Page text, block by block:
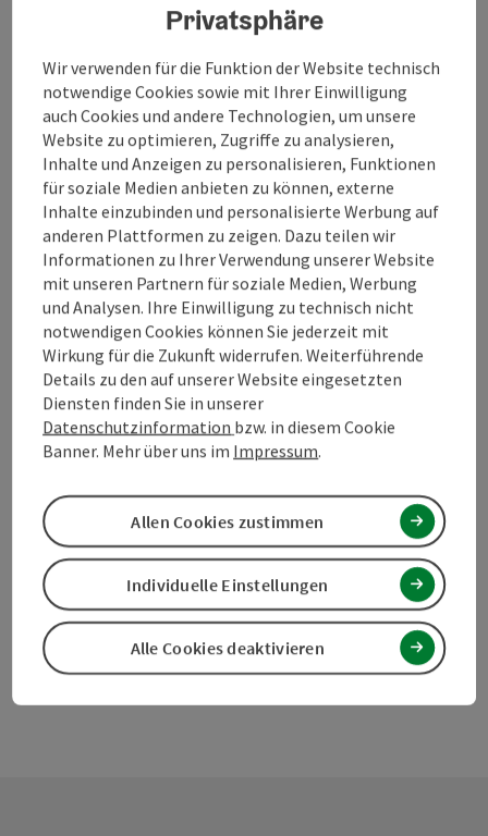
Öffnungszeiten
Anreise/Lage
Preise
Eignung
Barrierefreiheit
Beitrag merken
PDF erstellen
Beitrag drucken
powered byTOURDATA Änderung vorschlagen
Privatsphäre
Wir verwenden für die Funktion der Website technisch
notwendige Cookies sowie mit Ihrer Einwilligung
auch Cookies und andere Technologien, um unsere
Website zu optimieren, Zugriffe zu analysieren,
Inhalte und Anzeigen zu personalisieren, Funktionen
für soziale Medien anbieten zu können, externe
Inhalte einzubinden und personalisierte Werbung auf
anderen Plattformen zu zeigen. Dazu teilen wir
Informationen zu Ihrer Verwendung unserer Website
mit unseren Partnern für soziale Medien, Werbung
und Analysen. Ihre Einwilligung zu technisch nicht
notwendigen Cookies können Sie jederzeit mit
Wirkung für die Zukunft widerrufen. Weiterführende
Details zu den auf unserer Website eingesetzten
Diensten finden Sie in unserer
Datenschutzinformation bzw. in diesem Cookie
Banner. Mehr über uns im Impressum.
Alle Cookies deaktivieren
Individuelle Einstellungen
Allen Cookies zustimmen